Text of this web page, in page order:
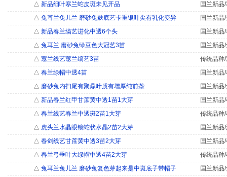
△ 新品细叶寒兰蛇皮斑未见开品
国兰新品
△ 兔耳兰兔儿兰 磨砂兔麸底艺卡重银叶尖有乳化变异
国兰新品
△ 新品春兰缟艺进化中透6个头
国兰新品
△ 兔耳兰 磨砂兔绿豆色大冠艺3苗
国兰新品
△ 蕙兰线艺蕙兰缟艺3苗
传统品种
△ 春兰绿帽中透4苗
国兰新品
△ 磨砂兔内扫尾有聚鼎叶质有增厚纯前垄
国兰新品
△ 新品春兰红甲甘蔗黄中透1苗1大芽
国兰新品
△ 春兰线艺春兰中透斑2苗1大芽
传统品种
△ 虎头兰水晶眼镜蛇状水晶2苗2大芽
国兰新品
△ 春剑线艺甘蔗黄中透3苗2大芽
国兰新品
△ 春兰弓垂叶大绿帽中透4苗2大芽
传统品种
△ 兔耳兰兔儿兰 磨砂兔复色芽起来是中斑底子带帽子
国兰新品